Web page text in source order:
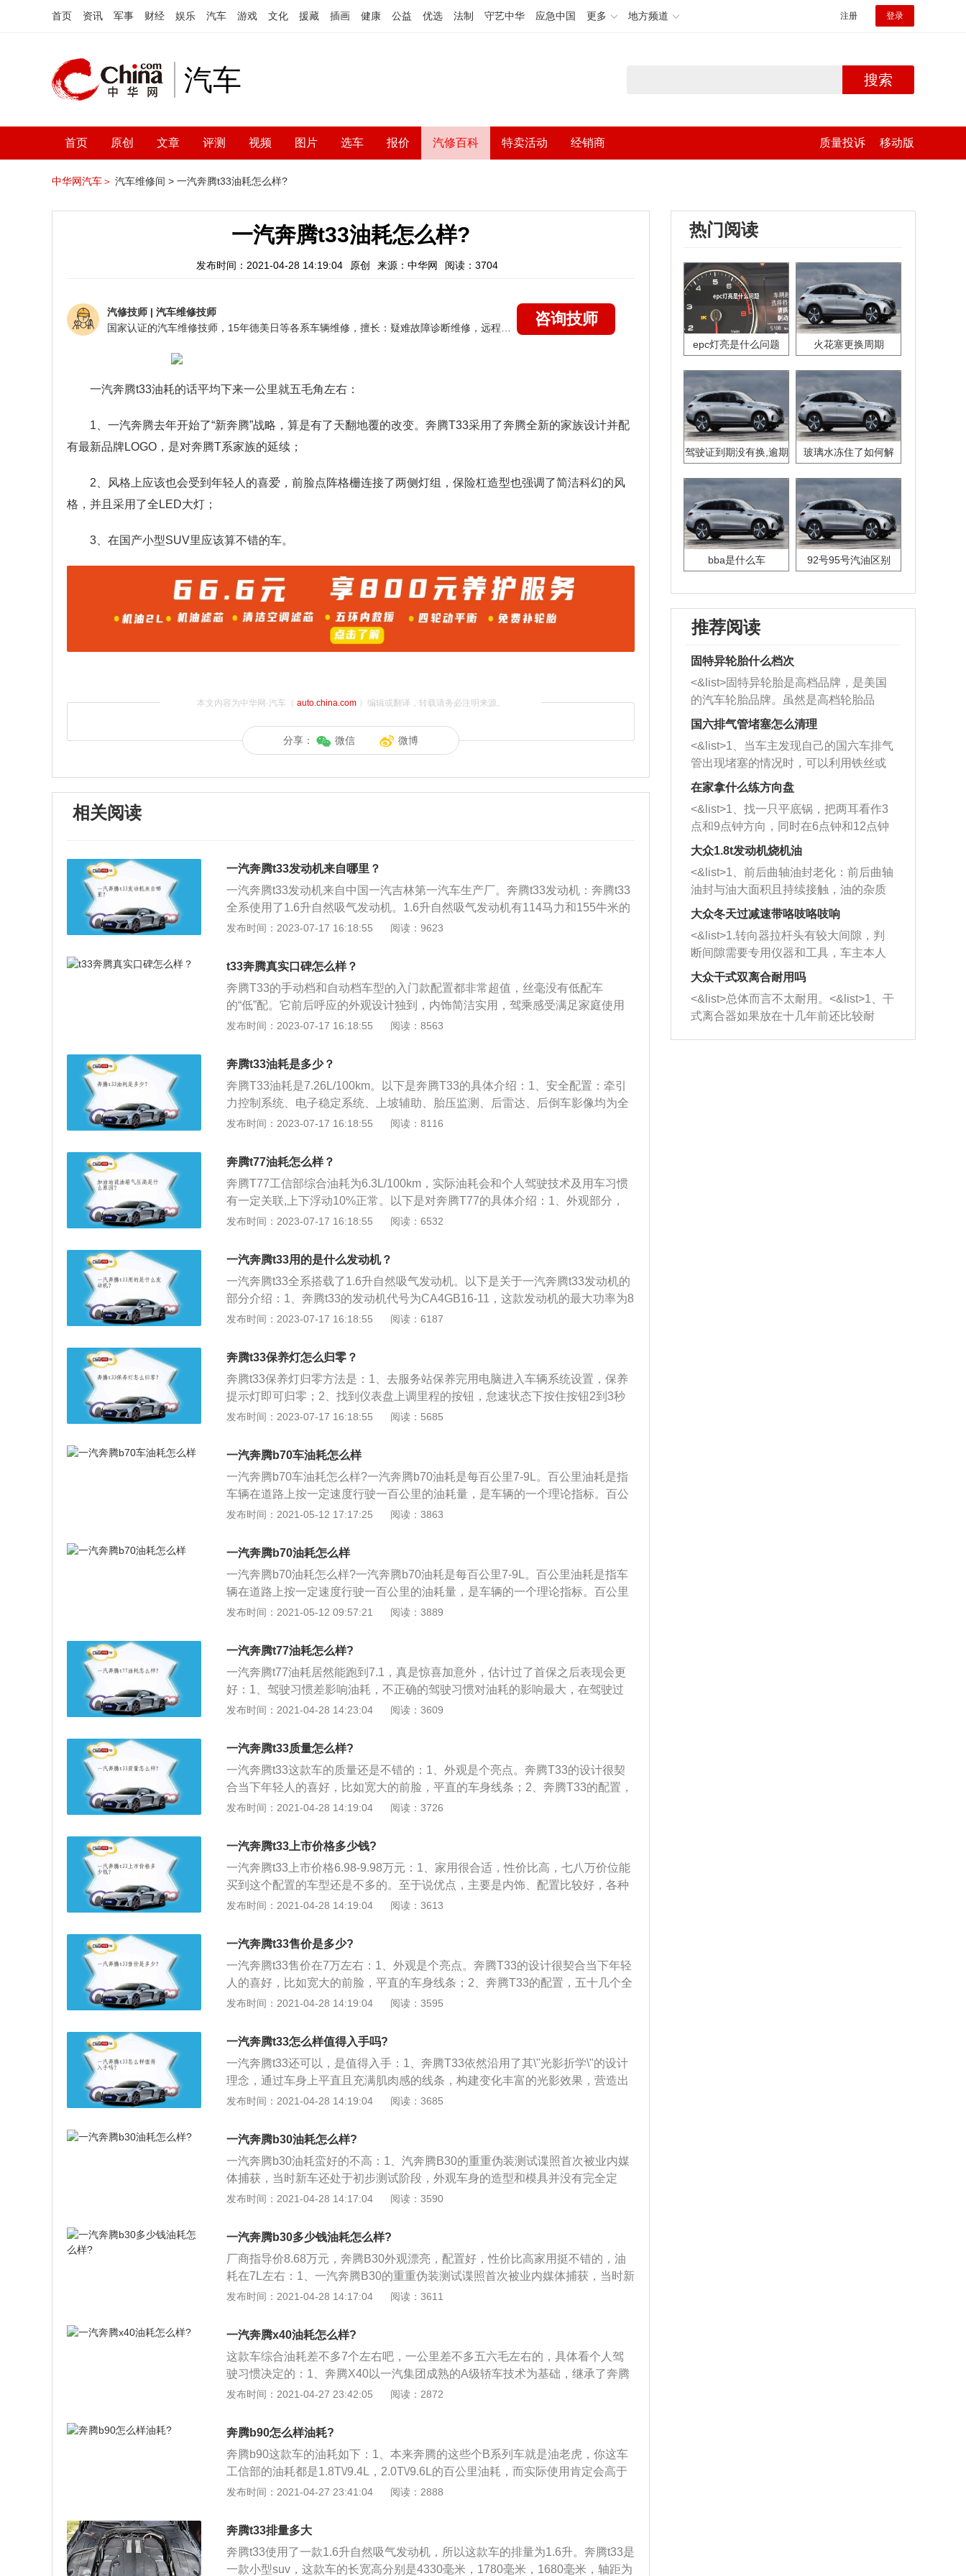
首页 资讯 军事 财经 娱乐 汽车 游戏 文化 援藏 插画 健康 公益 优选 法制 守艺中华 应急中国 更多 地方频道 注册 登录
汽车 搜索
首页 原创 文章 评测 视频 图片 选车 报价 汽修百科 特卖活动 经销商 质量投诉 移动版
中华网汽车＞ 汽车维修间 > 一汽奔腾t33油耗怎么样?
一汽奔腾t33油耗怎么样?
发布时间：2021-04-28 14:19:04 原创 来源：中华网 阅读：3704
汽修技师 | 汽车维修技师
咨询技师
一汽奔腾t33油耗的话平均下来一公里就五毛角左右：
1、一汽奔腾去年开始了“新奔腾”战略，算是有了天翻地覆的改变。奔腾T33采用了奔腾全新的家族设计并配
有最新品牌LOGO，是对奔腾T系家族的延续；
2、风格上应该也会受到年轻人的喜爱，前脸点阵格栅连接了两侧灯组，保险杠造型也强调了简洁科幻的风
格，并且采用了全LED大灯；
3、在国产小型SUV里应该算不错的车。
本文内容为中华网·汽车（ auto.china.com）编辑或翻译，转载请务必注明来源。
分享： 微信 微博
相关阅读
一汽奔腾t33发动机来自哪里？
一汽奔腾t33发动机来自中国一汽吉林第一汽车生产厂。奔腾t33发动机：奔腾t33
全系使用了1.6升自然吸气发动机。1.6升自然吸气发动机有114马力和155牛米的
最大扭矩，这款发动机可以在5500转每分钟时输出最大功率，可以在3600转每分
铸铁缸体。变速箱：与这款发动机匹配的是5速手动变速箱或6速手自一体变速
发布时间：2023-07-17 16:18:55 阅读：9623
t33奔腾真实口碑怎么样？
奔腾T33的手动档和自动档车型的入门款配置都非常超值，丝毫没有低配车
的“低”配。它前后呼应的外观设计独到，内饰简洁实用，驾乘感受满足家庭使用
不成问题。关于奔腾T77的相关信息如下：简介：奔腾T77是新奔腾全新的产品序
实现全路况自由驰骋。该车的麦弗逊式独立悬架使车辆具备卓越的操控稳定性，
同时也提高了平顺性。
发布时间：2023-07-17 16:18:55 阅读：8563
奔腾t33油耗是多少？
奔腾T33油耗是7.26L/100km。以下是奔腾T33的具体介绍：1、安全配置：牵引
力控制系统、电子稳定系统、上坡辅助、胎压监测、后雷达、后倒车影像均为全
系标配。除此以外，还有驾驶辅助方面的定速巡航、电子驻车、无钥匙启动、蓝
机，最大功率84kW（114PS），峰值扭矩155N·m，传动系统方面匹配5速手动
变速箱或爱信6速手自一体变速箱。
发布时间：2023-07-17 16:18:55 阅读：8116
奔腾t77油耗怎么样？
奔腾T77工信部综合油耗为6.3L/100km，实际油耗会和个人驾驶技术及用车习惯
有一定关联,上下浮动10%正常。以下是对奔腾T77的具体介绍：1、外观部分，
奔腾T77整体采用“光影折学”设计理念。细节方面，新车前脸采用了六边形内凹式
上去非常个性。2、内饰方面，新车采用了环抱式风风格，在中控台使用了大量
使用的平直与弧线线条设计，视觉层次感丰富。同时，平底三辐式多功能方向盘
以及悬浮式大尺寸中控液晶屏的加入，配合着多处细节的哑光金属拉丝元素，让
新车整体质感得到不错的提升。3、动力方面，新车搭载一台1.2T发动机，最大
功率105kW（143PS），传动系统预计将匹配与奔腾R9相同的5速手动或7速双
发布时间：2023-07-17 16:18:55 阅读：6532
一汽奔腾t33用的是什么发动机？
一汽奔腾t33全系搭载了1.6升自然吸气发动机。以下是关于一汽奔腾t33发动机的
部分介绍：1、奔腾t33的发动机代号为CA4GB16-11，这款发动机的最大功率为8
4kw，最大扭矩为155牛米，最大功率转速为5500转每分钟，最大扭矩转速为360
缸体，与这款发动机匹配的是5速手动变速器或6速手自一体变速器。
发布时间：2023-07-17 16:18:55 阅读：6187
奔腾t33保养灯怎么归零？
奔腾t33保养灯归零方法是：1、去服务站保养完用电脑进入车辆系统设置，保养
提示灯即可归零；2、找到仪表盘上调里程的按钮，怠速状态下按住按钮2到3秒
即可完成归零。奔腾t33车身尺寸是：长4330mm、宽1780mm、高1680mm，轴
矩是204nm，与其匹配的是6挡手动变速箱。
发布时间：2023-07-17 16:18:55 阅读：5685
一汽奔腾b70车油耗怎么样
一汽奔腾b70车油耗怎么样?一汽奔腾b70油耗是每百公里7-9L。百公里油耗是指
车辆在道路上按一定速度行驶一百公里的油耗量，是车辆的一个理论指标。百公
里油耗是在客观环境中，安装在车辆底盘的测功机测得的值转换为速度参数，在
1、匀速行驶，车辆行驶时需要控制好车速，避免急刹车；2、车辆在高速行驶不
要开窗，当行驶的速度比较高时，开窗会增加油耗量；3、经常检查胎压，确保
轮胎气压正确。不够气或是气太多，都会增加耗油量，因此需要定时检查轮胎气
压；4、注意变速箱保养，一定要更换变速箱油与车辆相符合的变速箱油，变速
箱油不仅起润滑作用，有的变速箱的油液还起到传递扭矩的作用，所以要定期更
发布时间：2021-05-12 17:17:25 阅读：3863
一汽奔腾b70油耗怎么样
一汽奔腾b70油耗怎么样?一汽奔腾b70油耗是每百公里7-9L。百公里油耗是指车
辆在道路上按一定速度行驶一百公里的油耗量，是车辆的一个理论指标。百公里
油耗是在客观环境中，安装在车辆底盘的测功机测得的值转换为速度参数，在指
1、匀速行驶，车辆行驶时需要控制好车速，避免急刹车；2、车辆在高速行驶不
要开窗，当行驶的速度比较高时，开窗会增加油耗量；3、经常检查胎压，确保
轮胎气压正确。不够气或是气太多，都会增加耗油量，因此需要定时检查轮胎气
压；4、注意变速箱保养，一定要更换变速箱油与车辆相符合的变速箱油，变速
箱油不仅起润滑作用，有的变速箱的油液还起到传递扭矩的作用，所以要定期更
发布时间：2021-05-12 09:57:21 阅读：3889
一汽奔腾t77油耗怎么样?
一汽奔腾t77油耗居然能跑到7.1，真是惊喜加意外，估计过了首保之后表现会更
好：1、驾驶习惯差影响油耗，不正确的驾驶习惯对油耗的影响最大，在驾驶过
程中，特别是在交通不畅、等红灯、变换车道时，急加速、急刹车的问题最为常
车员将油门踩到底行驶，完成规定距离的行驶后发现，油耗比匀速行驶增加了2
至3倍；3、汽车的油耗问题是非常重要的，所以说我们在买车之前就会对具体的
油耗问题比较关注。
发布时间：2021-04-28 14:23:04 阅读：3609
一汽奔腾t33质量怎么样?
一汽奔腾t33这款车的质量还是不错的：1、外观是个亮点。奔腾T33的设计很契
合当下年轻人的喜好，比如宽大的前脸，平直的车身线条；2、奔腾T33的配置，
五十几个全系标配，我在国产同级车里还没见过配置这么牛的，同时更是远超合
应据说还不错；4、奔腾T33全系均搭载了一台1.6L的自然吸气发动机。传动系统
方面，奔腾T33匹配了6AT变速箱，6AT变速箱来自于爱信，它的可靠性和平顺性
在市场上的口碑大家也是有目共睹。不过遗憾的是车子刚上市，还没个机会试驾
一下。
发布时间：2021-04-28 14:19:04 阅读：3726
一汽奔腾t33上市价格多少钱?
一汽奔腾t33上市价格6.98-9.98万元：1、家用很合适，性价比高，七八万价位能
买到这个配置的车型还是不多的。至于说优点，主要是内饰、配置比较好，各种
用料的手感也比同级车舒适；2、外观时尚，底盘扎实稳重，配置尤其厚道。发
果显著，动力够用，空间大，油耗低乘坐舒适，后续养车成本低，性价比较高；
3、奔腾T33的性价比，也要看你更加看重哪个方面。你要是看重配置，那奔腾T3
3很不错，比如胎压显示、上坡辅助、无钥匙进入\/启动等功能。就拿胎压显示来
说，就是能直观看出轮胎气压，相对于一般的胎压报警系统更为实用。还有皮质
的方向盘和仿皮的座椅，看着很高端。
发布时间：2021-04-28 14:19:04 阅读：3613
一汽奔腾t33售价是多少?
一汽奔腾t33售价在7万左右：1、外观是个亮点。奔腾T33的设计很契合当下年轻
人的喜好，比如宽大的前脸，平直的车身线条；2、奔腾T33的配置，五十几个全
系标配，我在国产同级车里还没见过配置这么牛的，同时更是远超合资车；3、
不错；4、奔腾T33全系均搭载了一台1.6L的自然吸气发动机。传动系统方面，奔
腾T33匹配了6AT变速箱，6AT变速箱来自于爱信，它的可靠性和平顺性在市场上
的口碑大家也是有目共睹。不过遗憾的是车子刚上市，还没个机会试驾一下。
发布时间：2021-04-28 14:19:04 阅读：3595
一汽奔腾t33怎么样值得入手吗?
一汽奔腾t33还可以，是值得入手：1、奔腾T33依然沿用了其\"光影折学\"的设计
理念，通过车身上平直且充满肌肉感的线条，构建变化丰富的光影效果，营造出
极具立体感的视觉效果；2、进气格栅内部采用\"数码雨滴\"式设计，镀铬的雨滴
的立体感，\"世界之窗\"全新LOGO置于中央；3、大灯灯组内部采用镀铬装饰及
扁平化设计，其中透镜采用小尺寸矩形透镜搭配LED远近一体式大灯，并且LED
大灯为全系标配。
发布时间：2021-04-28 14:19:04 阅读：3685
一汽奔腾b30油耗怎么样?
一汽奔腾b30油耗蛮好的不高：1、汽奔腾B30的重重伪装测试谍照首次被业内媒
体捕获，当时新车还处于初步测试阶段，外观车身的造型和模具并没有完全定
型，前后车灯、方向盘等配件也都采用其它车型的零部件代替；2、有媒体同仁
型仍处于重度伪装之中，虽然伪装手法与此前曝光过的测试车有所不同；3、不
过从前脸、车身、轮毂的完成度来看，B30的开发进度并没有取得突破性的进
展，这也是B30不能在下半年顺利投产的原因所在。
发布时间：2021-04-28 14:17:04 阅读：3590
一汽奔腾b30多少钱油耗怎么样?
厂商指导价8.68万元，奔腾B30外观漂亮，配置好，性价比高家用挺不错的，油
耗在7L左右：1、一汽奔腾B30的重重伪装测试谍照首次被业内媒体捕获，当时新
车还处于初步测试阶段，外观车身的造型和模具并没有完全定型，前后车灯、方
2、日前，我们再次在某汽车测试场获得B30的路试谍照，该车型仍处于重度伪装
之中，虽然伪装手法与此前曝光过的测试车有所不同，不过从前脸、车身、轮毂
的完成度来看，B30的开发进度并没有取得突破性的进展，这也是B30不能在下
半年顺利投产的原因所在；3、奔腾B30将在在2010年下半年正式走下生产线，
而定位更高一级的B90项目也在有序地推进之中。不过，这款车型代号为B30的
10年内一汽奔腾不会有新车推出，至于B30项目被推迟至2011年的原因，一汽轿
车人士没有具体透漏。
发布时间：2021-04-28 14:17:04 阅读：3611
一汽奔腾x40油耗怎么样?
这款车综合油耗差不多7个左右吧，一公里差不多五六毛左右的，具体看个人驾
驶习惯决定的：1、奔腾X40以一汽集团成熟的A级轿车技术为基础，继承了奔腾
品牌家族的优秀基因，其款式迅速、坚硬，车的姿态充满了轻盈，是一款年轻人
多方面都有很好的性能；3、采用加强型3H结构机身，配备博世第九代ESP系
统，4GB系列高性能发动机匹配爱信新第三代六速独立传动，1.6L黄金排量兼顾
高动力性及经济性。
发布时间：2021-04-27 23:42:05 阅读：2872
奔腾b90怎么样油耗?
奔腾b90这款车的油耗如下：1、本来奔腾的这些个B系列车就是油老虎，你这车
工信部的油耗都是1.8T\/9.4L，2.0T\/9.6L的百公里油耗，而实际使用肯定会高于
工信部的数据的，再加上空调，怠速，都会加剧油耗上升；2、只是从来汽车表
油加到跳枪就停，然后下次加油的时候再记下公里数并记下第二次加油加到跳枪
时所加的体积（升）；3、用两次记下的公里数的差和所加的油（升数）除一下
就是粗略的平均油耗了，多来个几次这样的平均油耗再从前面算的油耗里取个平
发布时间：2021-04-27 23:41:04 阅读：2888
奔腾t33排量多大
奔腾t33使用了一款1.6升自然吸气发动机，所以这款车的排量为1.6升。奔腾t33是
一款小型suv，这款车的长宽高分别是4330毫米，1780毫米，1680毫米，轴距为
热门阅读
epc灯亮是什么问题 火花塞更换周期
驾驶证到期没有换,逾期
玻璃水冻住了如何解
bba是什么车 92号95号汽油区别
推荐阅读
固特异轮胎什么档次
<&list>固特异轮胎是高档品牌，是美国
的汽车轮胎品牌。虽然是高档轮胎品
牌，但是中高低端的轮胎都有生产，这
也是为了更好的开拓市场。
国六排气管堵塞怎么清理
<&list>1、当车主发现自己的国六车排气
管出现堵塞的情况时，可以利用铁丝或
者是细棍，直接将杂物给取出来，如果
堵塞情况比较严重，也可以采取应急措
施。 <&list>2、直接利用木棍将所有的
杂物推到排气管里面的位置处，然后将
三元催化器拆解开，就可以将堵塞的东
西取出来。但如果是因为积碳过多引起
的堵塞，就需要将三元催化器泡在草酸
洗剂对堵塞的情况得到解决，将清洗剂
放在燃油箱中，与燃油混合后，车辆启
动时，就可以和汽油一起进入到燃烧
室，最后形成废气排出，就可以让三元
催化器得到清洗，排气管堵塞的情况就
能够得到解决。
在家拿什么练方向盘
<&list>1、找一只平底锅，把两耳看作3
点和9点钟方向，同时在6点钟和12点钟
方向做一个标记。 <&list>2、双手握住
一圈半的练习，往右同样也要打相同的
圈数。 <&list>3、最后强调要反复练
习，这样就可以形成肌肉记忆，在真实
驾驶车辆时，不需要记忆也能打好方
向。
大众1.8t发动机烧机油
<&list>1、前后曲轴油封老化：前后曲轴
油封与油大面积且持续接触，油的杂质
和发动机内持续温度变化使其密封效果
逐渐减弱，导致渗油或漏油。<&list>2、
活塞间隙过大：积碳会使活塞环与缸体
的间隙扩大，导致机油流入燃烧室中，
造成烧机油。<&list>3、机油粘度。使用
机油粘度过小的话，同样会有烧机油现
象，机油粘度过小具有很好的流动性，
大众冬天过减速带咯吱咯吱响
<&list>1.转向器拉杆头有较大间隙，判
断间隙需要专用仪器和工具，车主本人
无法制作，需要将车辆送到修理厂或4s
店；<&list>2.车辆半轴套管防尘罩破
裂，破裂后会出现漏油现象，使半轴磨
损严重，磨损的半轴容易损坏，产生异
响；<&list>3.稳定器的转向胶套和球头
大众干式双离合耐用吗
<&list>总体而言不太耐用。<&list>1、干
式离合器如果放在十几年前还比较耐